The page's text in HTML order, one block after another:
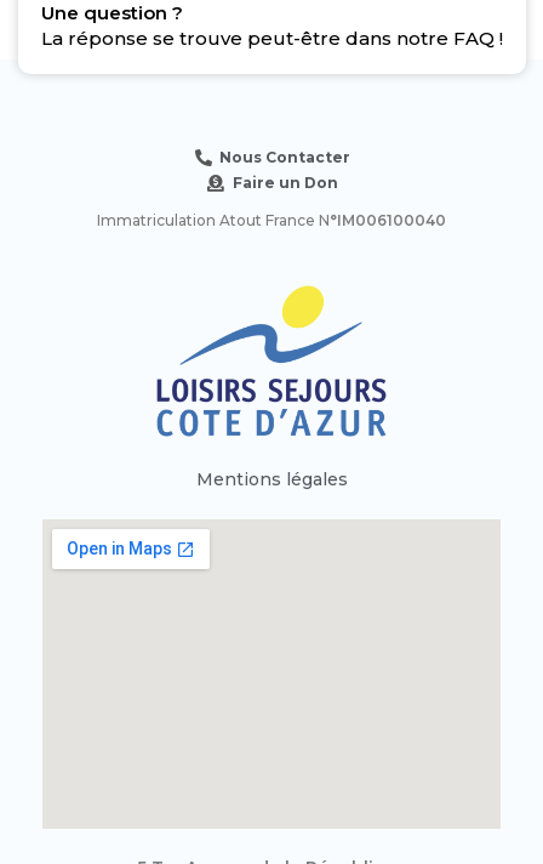
Une question ?
La réponse se trouve peut-être dans notre FAQ !
Nous Contacter
Faire un Don
Immatriculation Atout France N°IM006100040
Mentions légales